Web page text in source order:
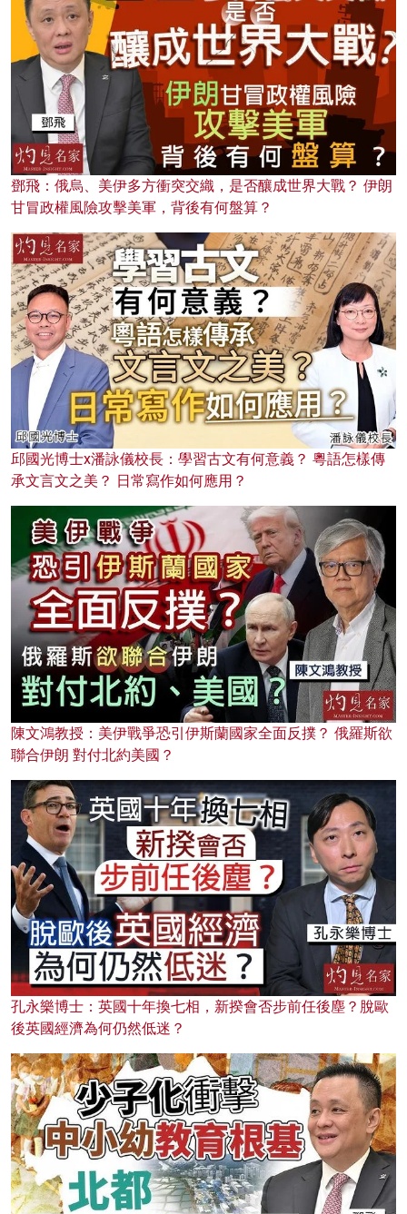
鄧飛：俄烏、美伊多方衝突交織，是否釀成世界大戰？ 伊朗
甘冒政權風險攻擊美軍，背後有何盤算？
邱國光博士x潘詠儀校長：學習古文有何意義？ 粵語怎樣傳
承文言文之美？ 日常寫作如何應用？
陳文鴻教授：美伊戰爭恐引伊斯蘭國家全面反撲？ 俄羅斯欲
聯合伊朗 對付北約美國？
孔永樂博士：英國十年換七相，新揆會否步前任後塵？脫歐
後英國經濟為何仍然低迷？